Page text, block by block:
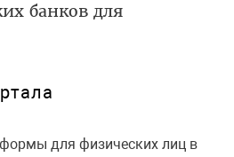
банков для
для физических лиц в